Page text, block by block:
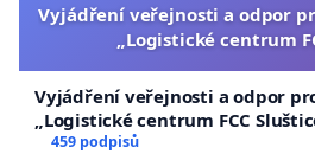
Vyjádření veřejnosti a odpor
„Logistické centrum
Vyjádření veřejnosti a odpor
„Logistické centrum FCC
459 podpisů